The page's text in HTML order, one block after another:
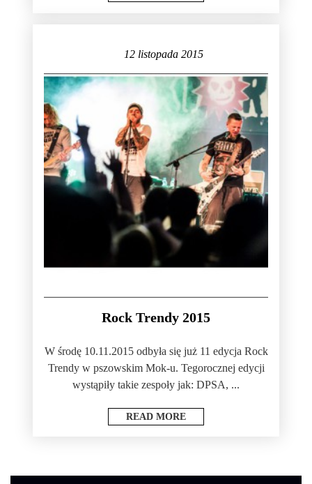
12 listopada 2015
Rock Trendy 2015
W środę 10.11.2015 odbyła się już 11 edycja Rock
Trendy w pszowskim Mok-u. Tegorocznej edycji
wystąpiły takie zespoły jak: DPSA, ...
READ MORE